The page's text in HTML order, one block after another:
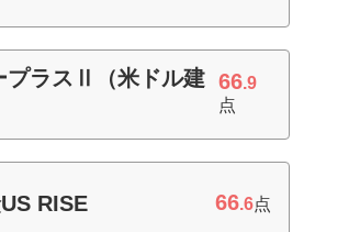
プラスⅡ（米ドル建 66.9
点
RISE 66.6点